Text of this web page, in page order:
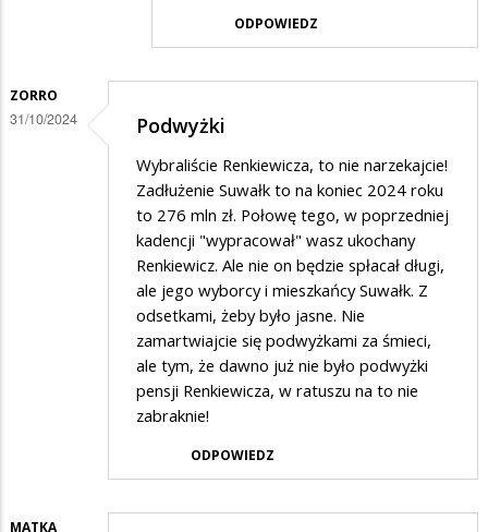
odpowiedzi
na
ODPOWIEDZ
ZORRO
31/10/2024 Podwyżki
Wybraliście Renkiewicza, to nie narzekajcie!
Zadłużenie Suwałk to na koniec 2024 roku
to 276 mln zł. Połowę tego, w poprzedniej
kadencji "wypracował" wasz ukochany
Renkiewicz. Ale nie on będzie spłacał długi,
ale jego wyborcy i mieszkańcy Suwałk. Z
odsetkami, żeby było jasne. Nie
zamartwiajcie się podwyżkami za śmieci,
ale tym, że dawno już nie było podwyżki
pensji Renkiewicza, w ratuszu na to nie
zabraknie!
ODPOWIEDZ
MATKA